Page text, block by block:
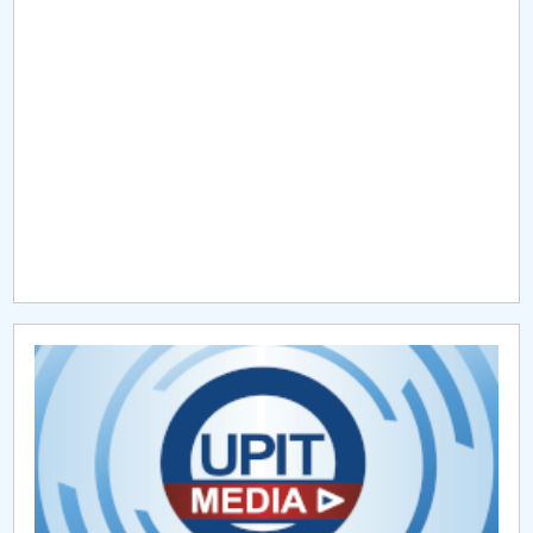
CAR2026
MENIU CANTINA
Hotărâri Senat din 11 ianuarie 2024
Hotărâri Senat din 27 iunie 2024